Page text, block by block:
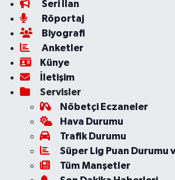
Seri İlan
Röportaj
Biyografi
Anketler
Künye
İletişim
Servisler
Nöbetçi Eczaneler
Hava Durumu
Trafik Durumu
Süper Lig Puan Durumu
Tüm Manşetler